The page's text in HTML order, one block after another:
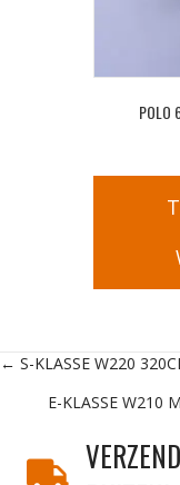
POLO
Posts
navigation
← S-KLASSE W220
E-KLASSE W210